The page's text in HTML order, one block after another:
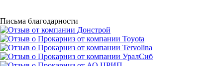
Письма благодарности